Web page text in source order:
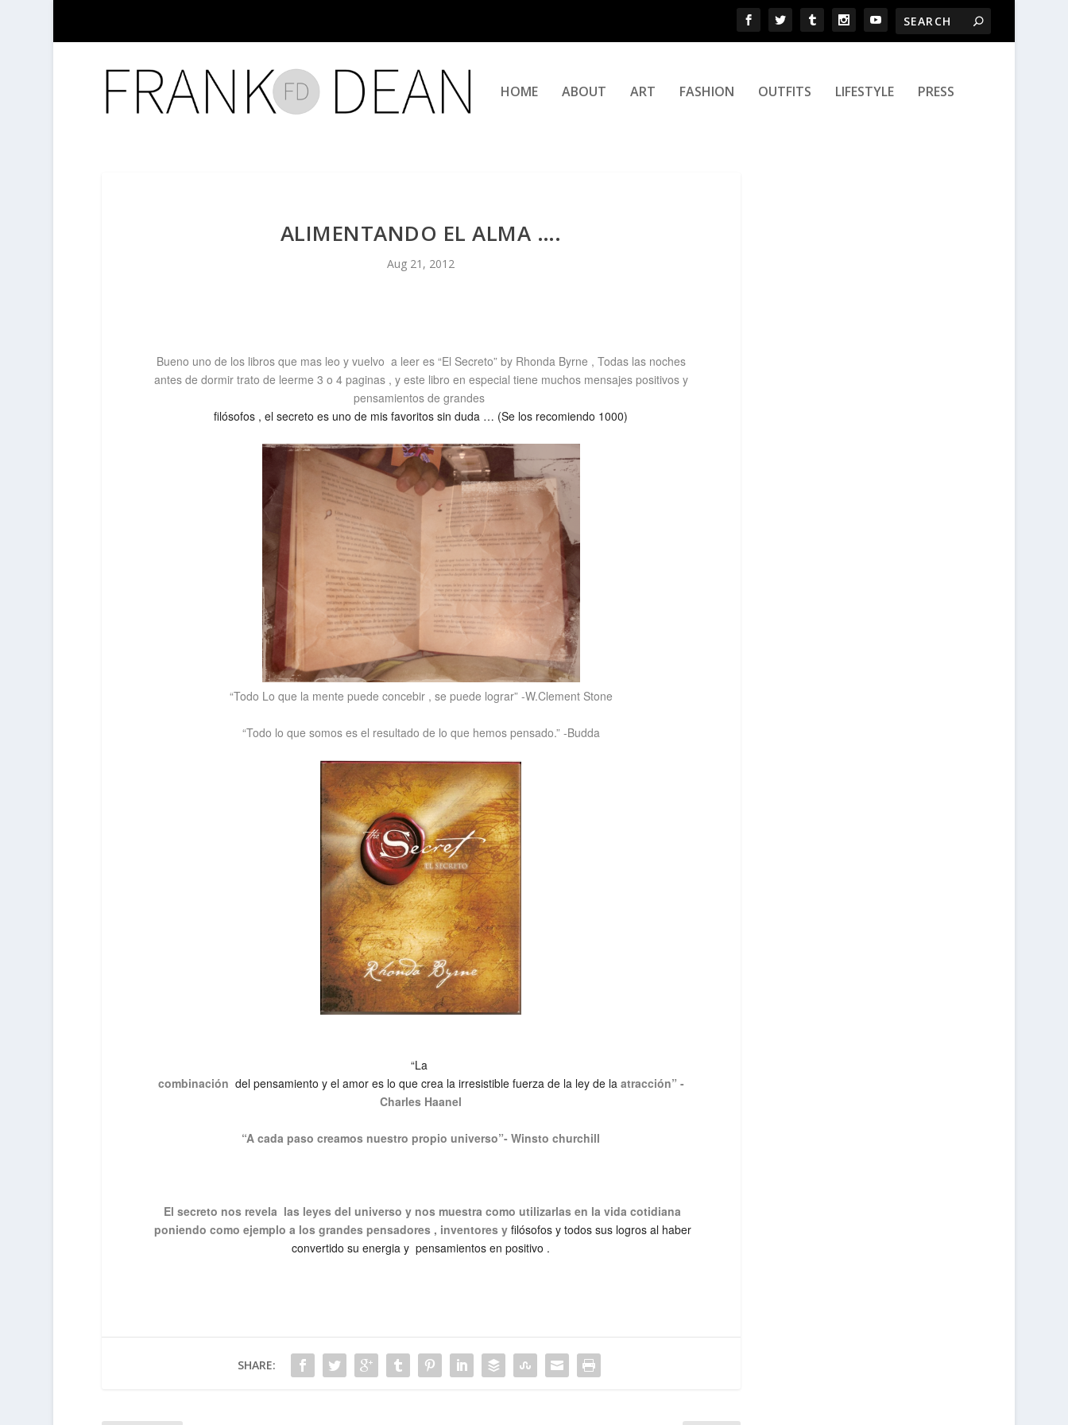
HOME ABOUT ART FASHION OUTFITS LIFESTYLE PRESS
ALIMENTANDO EL ALMA ….
Aug 21, 2012
Bueno uno de los libros que mas leo y vuelvo a leer es “El Secreto” by Rhonda Byrne , Todas las noches
antes de dormir trato de leerme 3 o 4 paginas , y este libro en especial tiene muchos mensajes positivos y
pensamientos de grandes
filósofos , el secreto es uno de mis favoritos sin duda … (Se los recomiendo 1000)
“Todo Lo que la mente puede concebir , se puede lograr” -W.Clement Stone
“Todo lo que somos es el resultado de lo que hemos pensado.” -Budda
“La
combinación del pensamiento y el amor es lo que crea la irresistible fuerza de la ley de la atracción” -
Charles Haanel
“A cada paso creamos nuestro propio universo”- Winsto churchill
El secreto nos revela las leyes del universo y nos muestra como utilizarlas en la vida cotidiana
poniendo como ejemplo a los grandes pensadores , inventores y filósofos y todos sus logros al haber
convertido su energia y pensamientos en positivo .
SHARE: